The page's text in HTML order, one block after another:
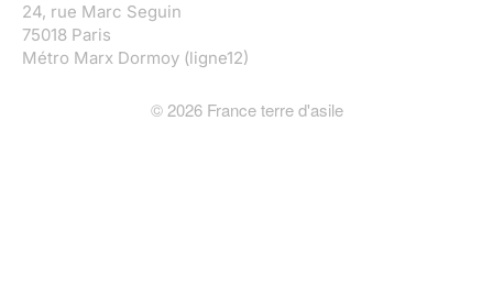
24, rue Marc Seguin
75018 Paris
Métro Marx Dormoy (ligne12)
©2026France terre d'asile